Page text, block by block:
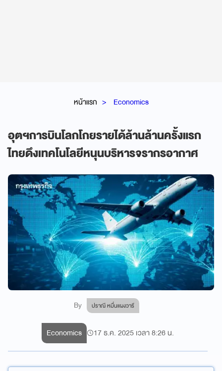
หน้าแรก Economics
อุตฯการบินโลกโกยรายได้ล้านล้านครั้งแรก
ไทยดึงเทคโนโลยีหนุนบริหารจรากรอากาศ
By ปราณี หมื่นแผงวารี
Economics 17 ธ.ค. 2025 เวลา 8:26 น.